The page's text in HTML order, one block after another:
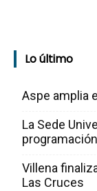
Lo último
Aspe amplia
La Sede
Villena
Las Cruces